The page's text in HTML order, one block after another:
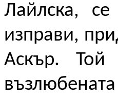
Лайлска,
изправи,
Аскър.